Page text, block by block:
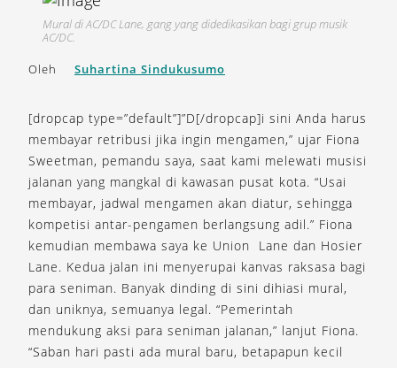
Mural di AC/DC Lane, gang yang didedikasikan bagi grup musik
AC/DC.
Oleh
Suhartina Sindukusumo
[dropcap type=”default”]”D[/dropcap]i sini Anda harus
membayar retribusi jika ingin mengamen,” ujar Fiona
Sweetman, pemandu saya, saat kami melewati musisi
jalanan yang mangkal di kawasan pusat kota. “Usai
membayar, jadwal mengamen akan diatur, sehingga
kompetisi antar-pengamen berlangsung adil.” Fiona
kemudian membawa saya ke Union Lane dan Hosier
Lane. Kedua jalan ini menyerupai kanvas raksasa bagi
para seniman. Banyak dinding di sini dihiasi mural,
dan uniknya, semuanya legal. “Pemerintah
mendukung aksi para seniman jalanan,” lanjut Fiona.
“Saban hari pasti ada mural baru, betapapun kecil